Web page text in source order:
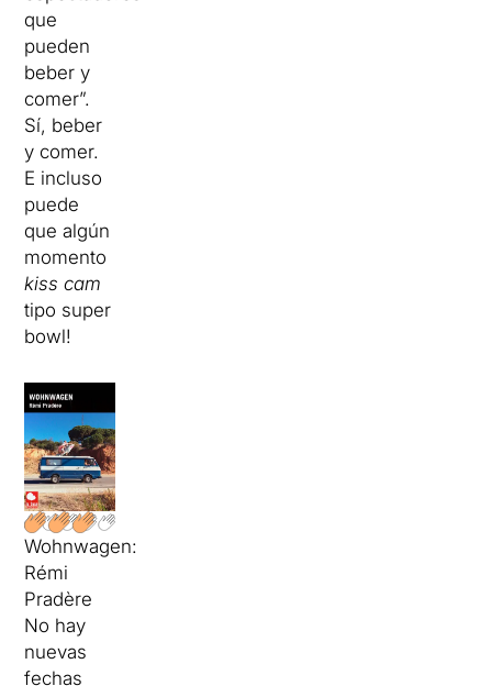
que
pueden
beber y
comer”.
Sí, beber
y comer.
E incluso
puede
que algún
momento
kiss cam
tipo super
bowl!
Wohnwagen:
Rémi
Pradère
No hay
nuevas
fechas